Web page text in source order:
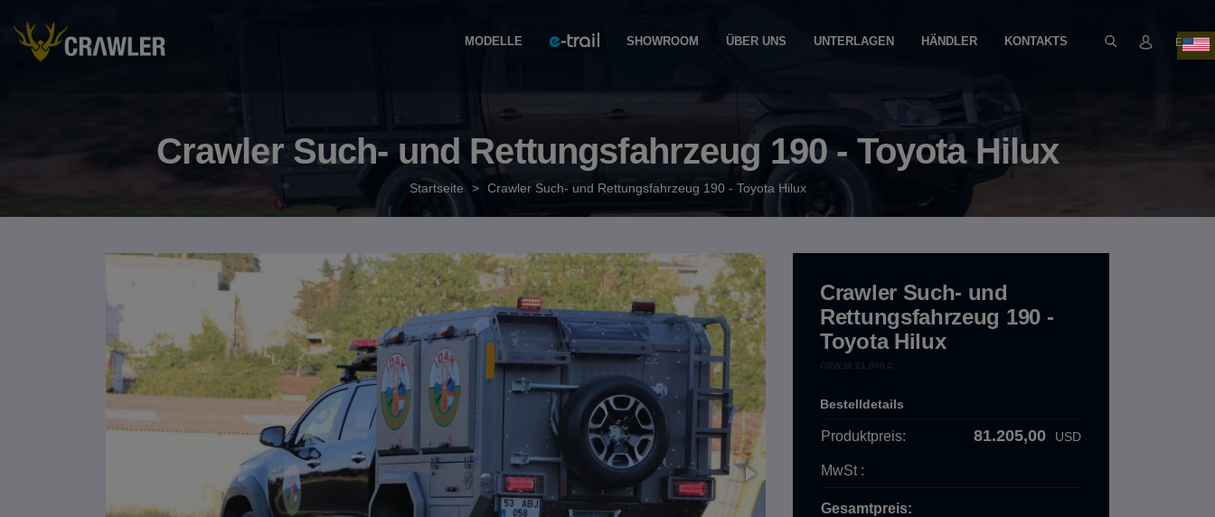
MODELLE SHOWROOM ÜBER UNS UNTERLAGEN HÄNDLER KONTAKTS EN
Crawler Such- und Rettungsfahrzeug 190 - Toyota Hilux
Startseite > Crawler Such- und Rettungsfahrzeug 190 - Toyota Hilux
Crawler Such- und
Rettungsfahrzeug 190 -
Toyota Hilux
Bestelldetails
Produktpreis: 81.205,00 USD
MwSt :
Gesamtpreis: